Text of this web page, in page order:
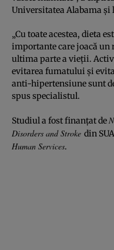
Universitatea Alabama şi
„Cu toate acestea, dieta
importante care joacă
ultima parte a vieţii.
evitarea fumatului şi
anti-hipertensiune sunt
spus specialistul.
Studiul a fost finanţat de
Disorders and Stroke din
Human Services.